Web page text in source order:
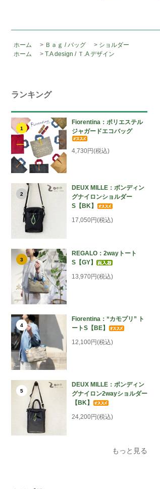
ホーム > Ｂａｇ / バッグ > ショルダー
ホーム
> T.A design / Ｔ.A デザイン
ランキング
1
Fiorentina：ポリエステル
ジャガードエコバッグ
4,730円(税込)
2
DEUX MILLE：ボンディン
グナイロンショルダー
S【BK】
17,050円(税込)
3
REGALO：2wayトート
S【GY】
13,970円(税込)
4
Fiorentina：“カモプリ” ト
ートS【BE】
12,100円(税込)
5
DEUX MILLE：ボンディン
グナイロン2wayショルダー
【BK】
24,200円(税込)
もっと見る